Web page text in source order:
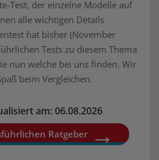
Test, der einzelne Modelle auf
alle wichtigen Details
hat bisher (November
Tests zu diesem Thema
nun welche bei uns finden. Wir
beim Vergleichen.
am: 06.08.2026
Ratgeber